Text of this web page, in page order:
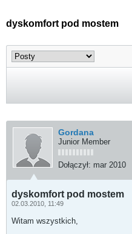
dyskomfort pod mostem
Gordana
Junior Member
Dołączył: mar 2010
dyskomfort pod mostem
02.03.2010, 11:49
Witam wszystkich,